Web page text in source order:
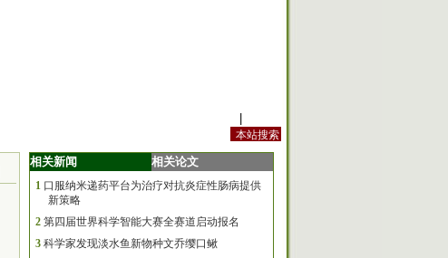
相关新闻 相关论文
1 口服纳米递药平台为治疗对抗炎症性肠病提供
新策略
2 第四届世界科学智能大赛全赛道启动报名
3 科学家发现淡水鱼新物种文乔缨口鳅